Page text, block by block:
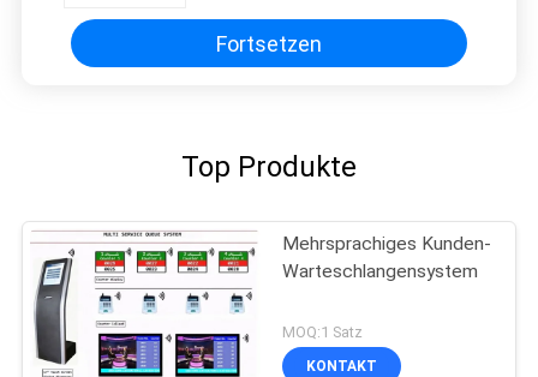
Fortsetzen
Top Produkte
Mehrsprachiges Kunden-
Warteschlangensystem
MOQ:1 Satz
KONTAKT